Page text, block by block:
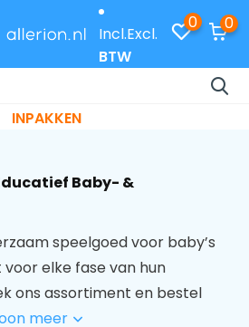
Incl.Excl.
BTW
0 0
gratis inpakken met code
INPAKKEN
Baby- &
speelgoed voor baby’s
elke fase van hun
ons assortiment en bestel
meer